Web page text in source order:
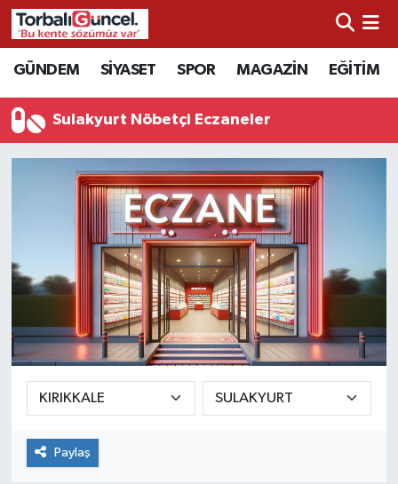
GÜNDEM SİYASET SPOR MAGAZİN EĞİTİM
Sulakyurt Nöbetçi Eczaneler
Paylaş
İzmir Nöbetçi Eczaneler
İzmir Hava Durumu
İzmir Namaz Vakitleri
İzmir Trafik Yoğunluk Haritası
Süper Lig Puan Durumu ve Fikstür
Tüm Manşetler
Son Dakika Haberleri
Haber Arşivi